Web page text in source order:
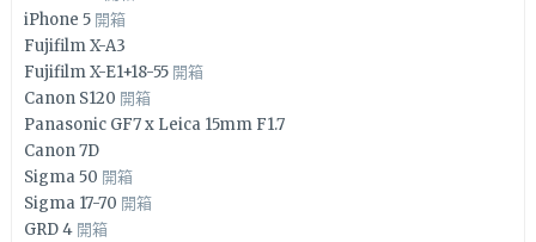
iPhone 5 開箱
Fujifilm X-A3
Fujifilm X-E1+18-55 開箱
Canon S120 開箱
Panasonic GF7 x Leica 15mm F1.7
Canon 7D
Sigma 50 開箱
Sigma 17-70 開箱
GRD 4 開箱